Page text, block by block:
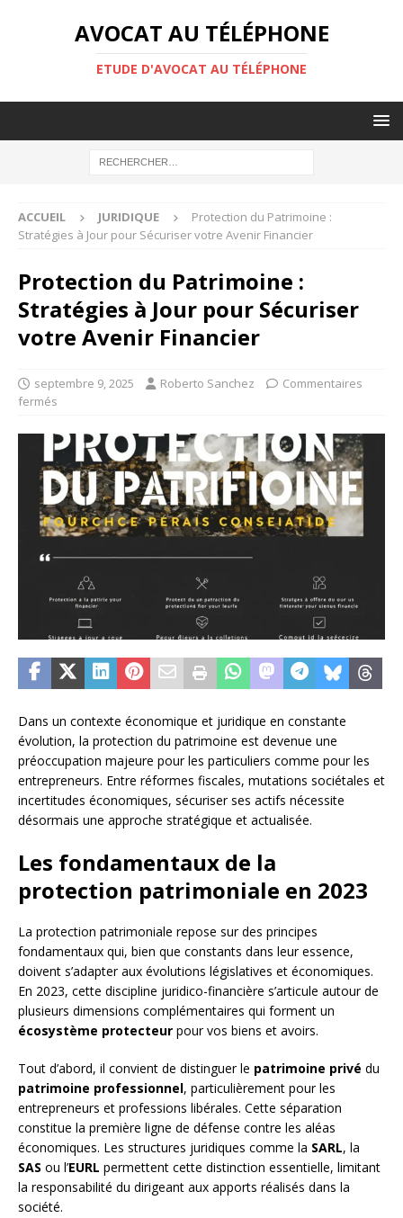
AVOCAT AU TÉLÉPHONE
ETUDE D'AVOCAT AU TÉLÉPHONE
ACCUEIL JURIDIQUE
Protection du Patrimoine :
Stratégies à Jour pour Sécuriser votre Avenir Financier
Protection du Patrimoine :
Stratégies à Jour pour Sécuriser
votre Avenir Financier
septembre 9, 2025 Roberto Sanchez
Commentaires
fermés
Dans un contexte économique et juridique en constante
évolution, la protection du patrimoine est devenue une
préoccupation majeure pour les particuliers comme pour les
entrepreneurs. Entre réformes fiscales, mutations sociétales et
incertitudes économiques, sécuriser ses actifs nécessite
désormais une approche stratégique et actualisée.
Les fondamentaux de la
protection patrimoniale en 2023
La protection patrimoniale repose sur des principes
fondamentaux qui, bien que constants dans leur essence,
doivent s’adapter aux évolutions législatives et économiques.
En 2023, cette discipline juridico-financière s’articule autour de
plusieurs dimensions complémentaires qui forment un
écosystème protecteur pour vos biens et avoirs.
Tout d’abord, il convient de distinguer le patrimoine privé du
patrimoine professionnel, particulièrement pour les
entrepreneurs et professions libérales. Cette séparation
constitue la première ligne de défense contre les aléas
économiques. Les structures juridiques comme la SARL, la
SAS ou l’EURL permettent cette distinction essentielle, limitant
la responsabilité du dirigeant aux apports réalisés dans la
société.